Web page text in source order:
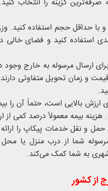
گزینه را انتخاب
با حداقل حجم استفاده کنید.
استفاده کنید و فضای خالی
ارسال مرسوله به خارج
و زمان تحویل متفاوتی دارند.
ارزش بالایی است، حتماً آن را
بیمه معمولاً درصد کمی از
و نقل خدمات پیکاپ را
شما از درب منزل یا محل
به شما کمک می‌کند.
از کشور